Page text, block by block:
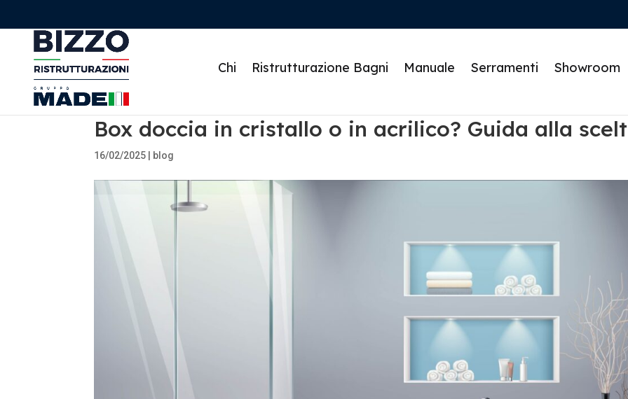
Chi Ristrutturazione Bagni Manuale Serramenti Showroom
Box doccia in cristallo o in acrilico? Guida alla
16/02/2025 blog